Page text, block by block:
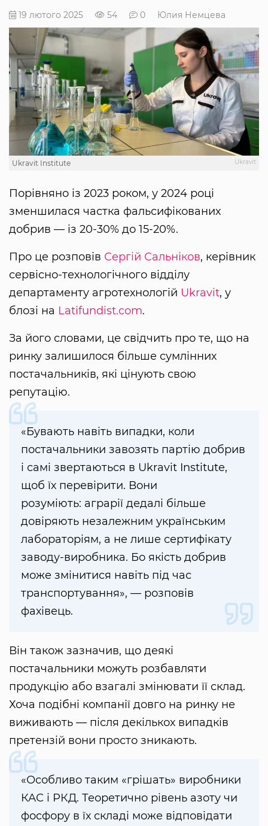
19 лютого 2025 54 0 Юлия Немцева
Ukravit
Ukravit Institute
Порівняно із 2023 роком, у 2024 році
зменшилася частка фальсифікованих
добрив — із 20-30% до 15-20%.
Про це розповів Сергій Сальніков, керівник
сервісно-технологічного відділу
департаменту агротехнологій Ukravit, у
блозі на Latifundist.com.
За його словами, це свідчить про те, що на
ринку залишилося більше сумлінних
постачальників, які цінують свою
репутацію.
«Бувають навіть випадки, коли
постачальники завозять партію добрив
і самі звертаються в Ukravit Institute,
щоб їх перевірити. Вони
розуміють: аграрії дедалі більше
довіряють незалежним українським
лабораторіям, а не лише сертифікату
заводу-виробника. Бо якість добрив
може змінитися навіть під час
транспортування», — розповів
фахівець.
Він також зазначив, що деякі
постачальники можуть розбавляти
продукцію або взагалі змінювати її склад.
Хоча подібні компанії довго на ринку не
виживають — після декількох випадків
претензій вони просто зникають.
«Особливо таким «грішать» виробники
КАС і РКД. Теоретично рівень азоту чи
фосфору в їх складі може відповідати